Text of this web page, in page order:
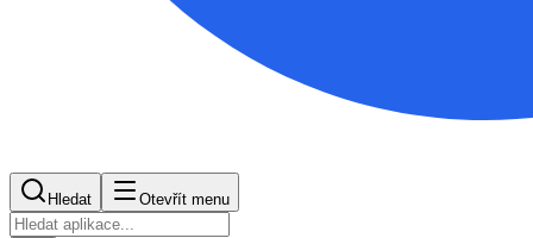
Hledat Otevřít menu